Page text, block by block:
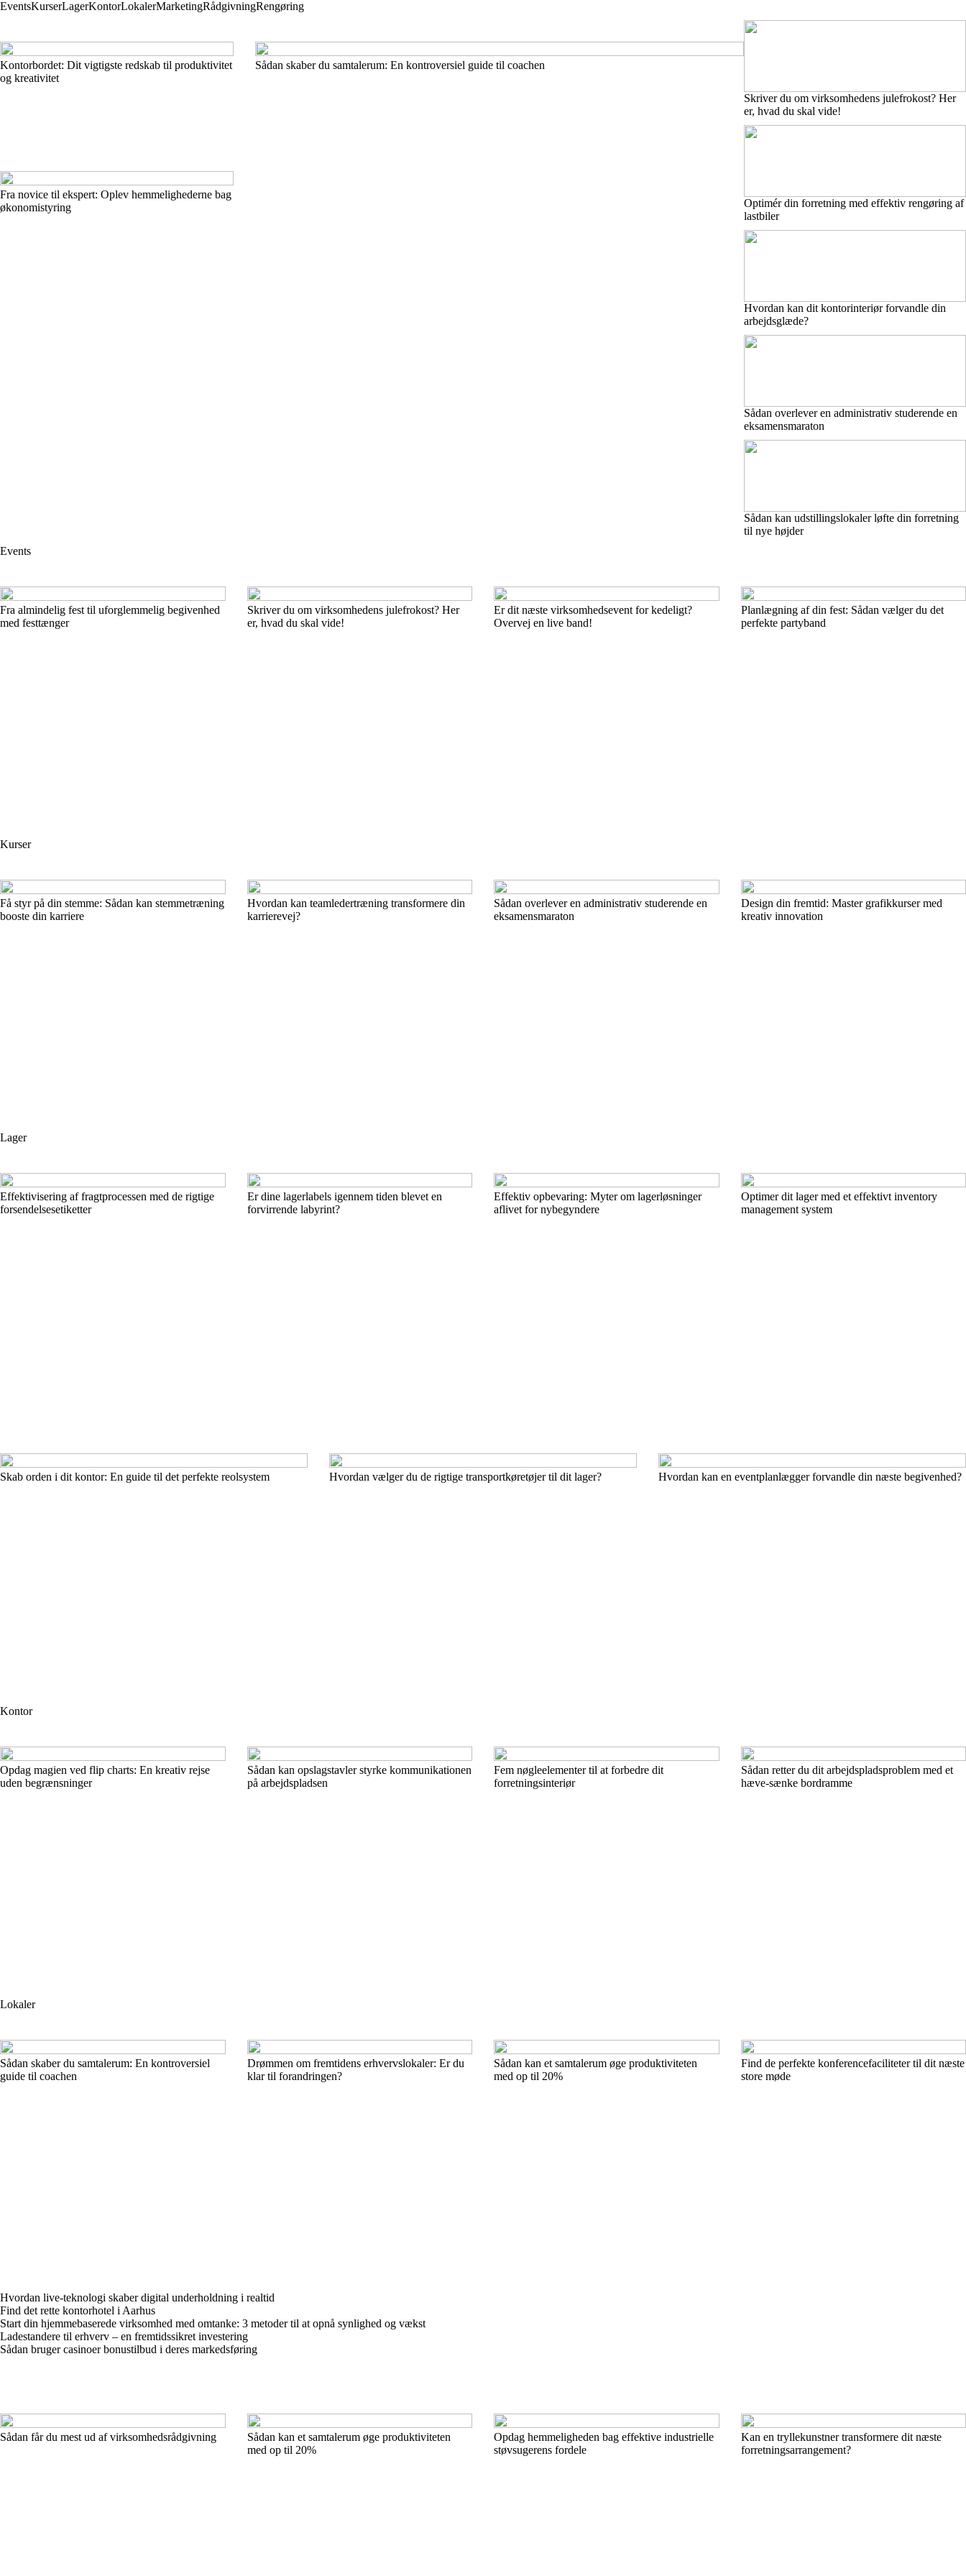
EventsKurserLagerKontorLokalerMarketingRådgivningRengøring
Kontorbordet: Dit vigtigste redskab til produktivitet
og kreativitet
Fra novice til ekspert: Oplev hemmelighederne bag
økonomistyring
Sådan skaber du samtalerum: En kontroversiel guide til coachen
Skriver du om virksomhedens julefrokost? Her
er, hvad du skal vide!
Optimér din forretning med effektiv rengøring af
lastbiler
Hvordan kan dit kontorinteriør forvandle din
arbejdsglæde?
Sådan overlever en administrativ studerende en
eksamensmaraton
Sådan kan udstillingslokaler løfte din forretning
til nye højder
Events
Fra almindelig fest til uforglemmelig begivenhed
med festtænger
Skriver du om virksomhedens julefrokost? Her
er, hvad du skal vide!
Er dit næste virksomhedsevent for kedeligt?
Overvej en live band!
Planlægning af din fest: Sådan vælger du det
perfekte partyband
Kurser
Få styr på din stemme: Sådan kan stemmetræning
booste din karriere
Hvordan kan teamledertræning transformere din
karrierevej?
Sådan overlever en administrativ studerende en
eksamensmaraton
Design din fremtid: Master grafikkurser med
kreativ innovation
Lager
Effektivisering af fragtprocessen med de rigtige
forsendelsesetiketter
Er dine lagerlabels igennem tiden blevet en
forvirrende labyrint?
Effektiv opbevaring: Myter om lagerløsninger
aflivet for nybegyndere
Optimer dit lager med et effektivt inventory
management system
Skab orden i dit kontor: En guide til det perfekte reolsystem Hvordan vælger du de rigtige transportkøretøjer til dit lager? Hvordan kan en eventplanlægger forvandle din næste begivenhed?
Kontor
Opdag magien ved flip charts: En kreativ rejse
uden begrænsninger
Sådan kan opslagstavler styrke kommunikationen
på arbejdspladsen
Fem nøgleelementer til at forbedre dit
forretningsinteriør
Sådan retter du dit arbejdspladsproblem med et
hæve-sænke bordramme
Lokaler
Sådan skaber du samtalerum: En kontroversiel
guide til coachen
Drømmen om fremtidens erhvervslokaler: Er du
klar til forandringen?
Sådan kan et samtalerum øge produktiviteten
med op til 20%
Find de perfekte konferencefaciliteter til dit næste
store møde
Hvordan live-teknologi skaber digital underholdning i realtid
Find det rette kontorhotel i Aarhus
Start din hjemmebaserede virksomhed med omtanke: 3 metoder til at opnå synlighed og vækst
Ladestandere til erhverv – en fremtidssikret investering
Sådan bruger casinoer bonustilbud i deres markedsføring
Sådan får du mest ud af virksomhedsrådgivning
Sådan kan et samtalerum øge produktiviteten
med op til 20%
Opdag hemmeligheden bag effektive industrielle
støvsugerens fordele
Kan en tryllekunstner transformere dit næste
forretningsarrangement?